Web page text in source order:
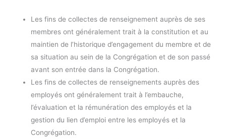
Les fins de collectes de renseignement auprès de ses
membres ont généralement trait à la constitution et au
maintien de l’historique d’engagement du membre et de
sa situation au sein de la Congrégation et de son passé
avant son entrée dans la Congrégation.
Les fins de collectes de renseignements auprès des
employés ont généralement trait à l’embauche,
l’évaluation et la rémunération des employés et la
gestion du lien d’emploi entre les employés et la
Congrégation.